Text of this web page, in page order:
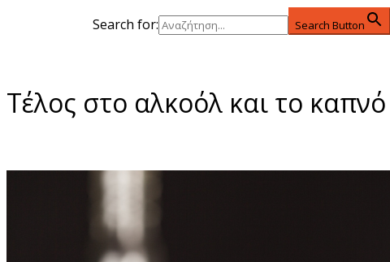
Search for: Search Button
Τέλος στο αλκοόλ και το